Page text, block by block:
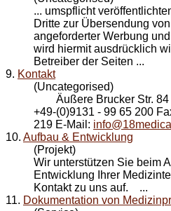
... umspflicht
Dritte zur Übersendung
angeforderter Werbung
wird hiermit ausdrücklich
Betreiber der Seiten ...
9. Kontakt
(Uncategorised)
Äußere Brucker Str. 84
+49-(0)9131 - 99 65 200
219 E-Mail:
10. Aufbau & Entwicklung
(Projekt)
Wir unterstützen Sie beim
Entwicklung Ihrer
Kontaktzu uns auf. ...
11. Dokumentation von